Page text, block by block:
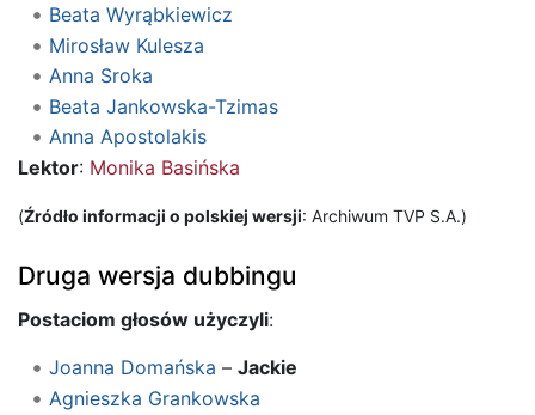
Beata Wyrąbkiewicz
Mirosław Kulesza
Anna Sroka
Beata Jankowska-Tzimas
Anna Apostolakis
Lektor: Monika Basińska
(Źródło informacji o polskiej wersji: Archiwum TVP S.A.)
Druga wersja dubbingu
Postaciom głosów użyczyli:
Joanna Domańska – Jackie
Agnieszka Grankowska